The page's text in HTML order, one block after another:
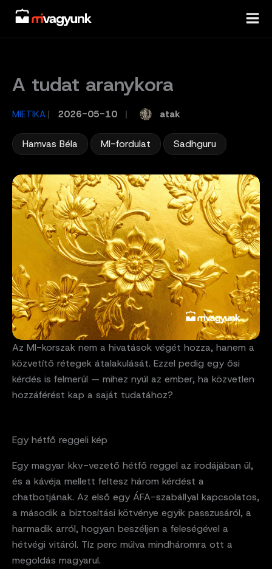
Skip
content
A tudat aranykora
MIETIKA / 2026-05-10 atak
Hamvas Béla MI-fordulat Sadhguru
Az MI-korszak nem a hivatások végét hozza, hanem a
közvetítő rétegek átalakulását. Ezzel pedig egy ősi
kérdés is felmerül — mihez nyúl az ember, ha közvetlen
hozzáférést kap a saját tudatához?
Egy hétfő reggeli kép
Egy magyar kkv-vezető hétfő reggel az irodájában ül,
és a kávéja mellett feltesz három kérdést a
chatbotjának. Az első egy ÁFA-szabállyal kapcsolatos,
a második a biztosítási kötvénye egyik passzusáról, a
harmadik arról, hogyan beszéljen a feleségével a
hétvégi vitáról. Tíz perc múlva mindháromra ott a
megoldás magyarul.